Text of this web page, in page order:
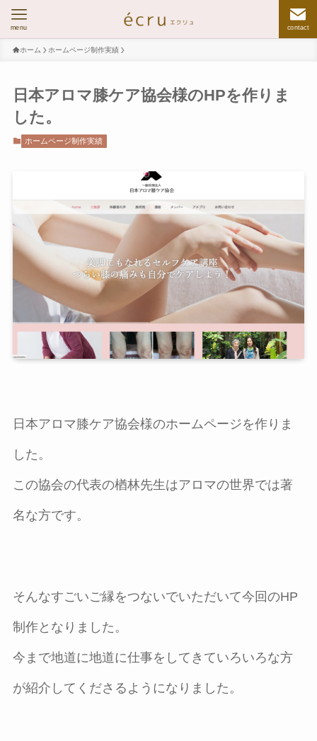
contact
menu
ホーム ホームページ制作実績
日本アロマ膝ケア協会様のHPを作りま
した。
ホームページ制作実績
日本アロマ膝ケア協会様のホームページを作りま
した。
この協会の代表の楢林先生はアロマの世界では著
名な方です。
そんなすごいご縁をつないでいただいて今回のHP
制作となりました。
今まで地道に地道に仕事をしてきていろいろな方
が紹介してくださるようになりました。